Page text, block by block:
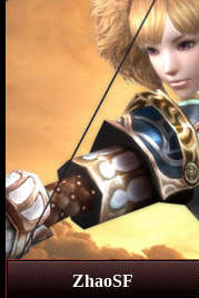
ZhaoSF